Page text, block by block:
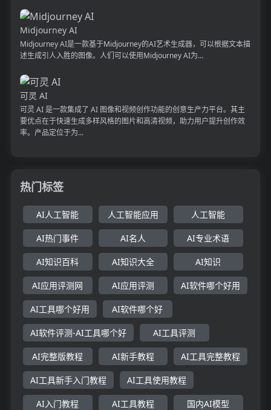
Midjourney AI
Midjourney AI是一款基于Midjourney的AI艺术生成器，可以根据文本描
述生成引人入胜的图像。人们可以使用Midjourney AI为...
可灵 AI
可灵 AI 是一款集成了 AI 图像和视频创作功能的创意生产力平台。其主
要优点在于快速生成多样风格的图片和高清视频，助力用户提升创作效
率。产品定位于为...
热门标签
AI人工智能 人工智能应用 人工智能
AI热门事件 AI名人 AI专业术语
AI知识百科 AI知识大全 AI知识
AI应用评测网 AI应用评测 AI软件哪个好用
AI工具哪个好用 AI软件哪个好
AI软件评测-AI工具哪个好 AI工具评测
AI完整版教程 AI新手教程 AI工具完整教程
AI工具新手入门教程 AI工具使用教程
AI入门教程 AI工具教程 国内AI模型